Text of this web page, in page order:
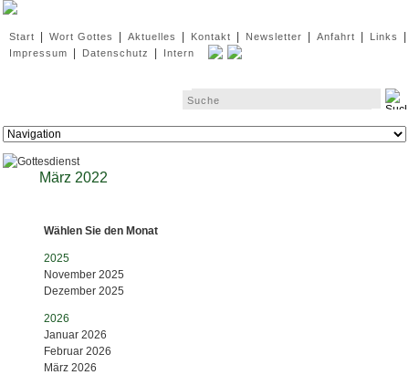
überspringen
Start Wort Gottes Aktuelles Kontakt Newsletter Anfahrt Links
Impressum Datenschutz Intern
Zielseite
März 2022
Wählen Sie den Monat
2025
November 2025
Dezember 2025
2026
Januar 2026
Februar 2026
März 2026